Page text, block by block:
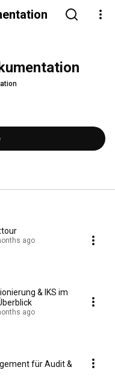
ago
& IKS im
ago
für Audit &